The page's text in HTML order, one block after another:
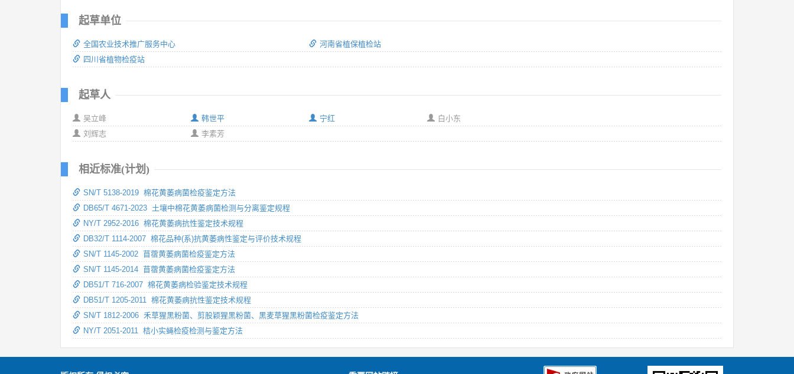
起草单位
全国农业技术推广服务中心
四川省植物检疫站
河南省植保植检站
起草人
吴立峰
韩世平
刘辉志
李素芳
宁红 白小东
相近标准(计划)
SN/T 5138-2019 棉花黄萎病菌检疫鉴定方法
DB65/T 4671-2023 土壤中棉花黄萎病菌检测与分离鉴定规程
NY/T 2952-2016 棉花黄萎病抗性鉴定技术规程
DB32/T 1114-2007 棉花品种(系)抗黄萎病性鉴定与评价技术规程
SN/T 1145-2002 苜蓿黄萎病菌检疫鉴定方法
SN/T 1145-2014 苜蓿黄萎病菌检疫鉴定方法
DB51/T 716-2007 棉花黄萎病检验鉴定技术规程
DB51/T 1205-2011 棉花黄萎病抗性鉴定技术规程
SN/T 1812-2006 禾草猩黑粉菌、剪股颖猩黑粉菌、黑麦草猩黑粉菌检疫鉴定方法
NY/T 2051-2011 桔小实蝇检疫检测与鉴定方法